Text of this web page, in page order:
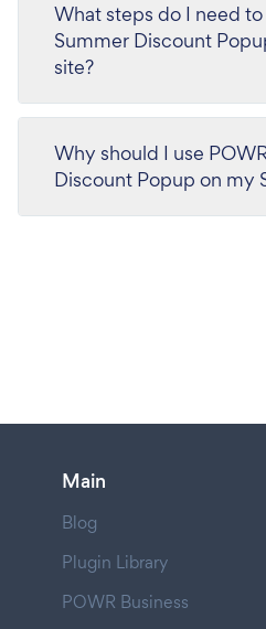
What steps do I need
Summer Discount
site?
Why should I use
Discount Popup on my
Main
Blog
Plugin Library
POWR Business